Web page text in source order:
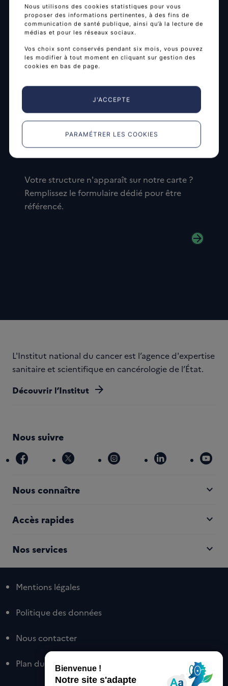
Faites référencer votre
structure
Votre structure n'apparaît sur notre carte ?
Remplissez le formulaire dédié pour être
référencé.
arrow_forward
L'Institut national du cancer est l’agence d'expertise
sanitaire et scientifique en cancérologie de l’État.
Découvrir l’Institut arrow_forward
Nous suivre
facebook x instagram linkedin
Nous connaître expand_more
Accès rapides expand_more
Nos services expand_more
Mentions légales
Politique des données
Nous contacter
Plan du site
Nous utilisons des cookies statistiques pour vous
proposer des informations pertinentes, à des fins de
communication de santé publique, ainsi qu’à la lecture de
médias et pour les réseaux sociaux.
Vos choix sont conservés pendant six mois, vous pouvez
les modifier à tout moment en cliquant sur gestion des
cookies en bas de page.
J'ACCEPTE
PARAMÉTRER LES COOKIES